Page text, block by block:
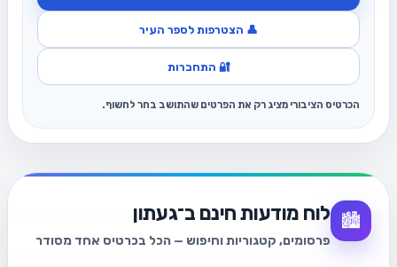
👤 הצטרפות לספר העיר
🔐 התחברות
הכרטיס הציבורי מציג רק את הפרטים שהתושב בחר לחשוף.
🏙️ לוח מודעות חינם ב־געתון
פרסומים, קטגוריות וחיפוש — הכל בכרטיס אחד מסודר